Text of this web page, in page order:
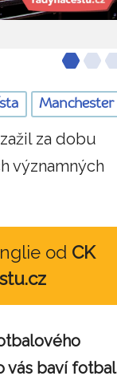
Manchester
za dobu
významných
od CK
vás baví fotbal